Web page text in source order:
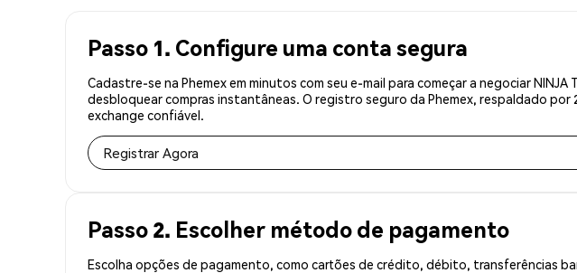
Passo 1. Configure uma conta segura
Cadastre-se na Phemex em minutos com seu e-mail para começar a negociar
desbloquear compras instantâneas. O registro seguro da Phemex, respaldado
exchange confiável.
Registrar Agora
Passo 2. Escolher método de pagamento
Escolha opções de pagamento, como cartões de crédito, débito, transferências